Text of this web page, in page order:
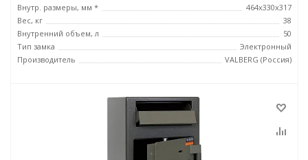
Внутр. размеры, мм *
464х330х317
Вес, кг
38
Внутренний объем, л
50
Тип замка
Электронный
Производитель
VALBERG (Россия)